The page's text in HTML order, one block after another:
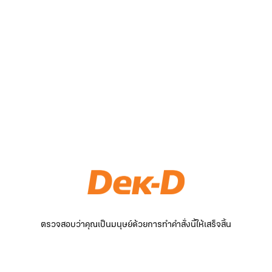
ตรวจสอบว่าคุณเป็นมนุษย์ด้วยการทำคำสั่งนี้ให้เสร็จสิ้น